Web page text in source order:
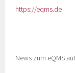
https://eqms.de
News zum eQMS